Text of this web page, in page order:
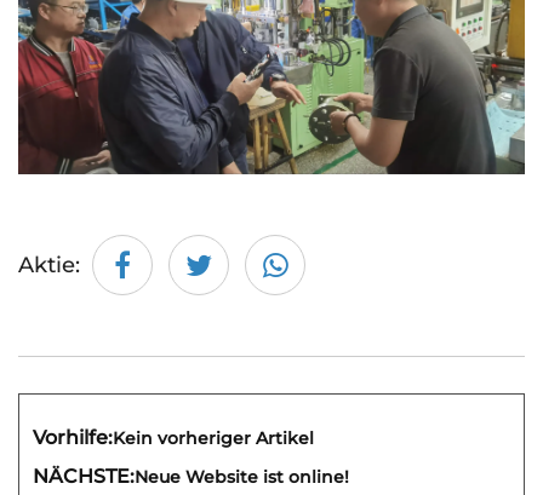
Aktie:
Vorhilfe:Kein vorheriger Artikel
NÄCHSTE:Neue Website ist online!